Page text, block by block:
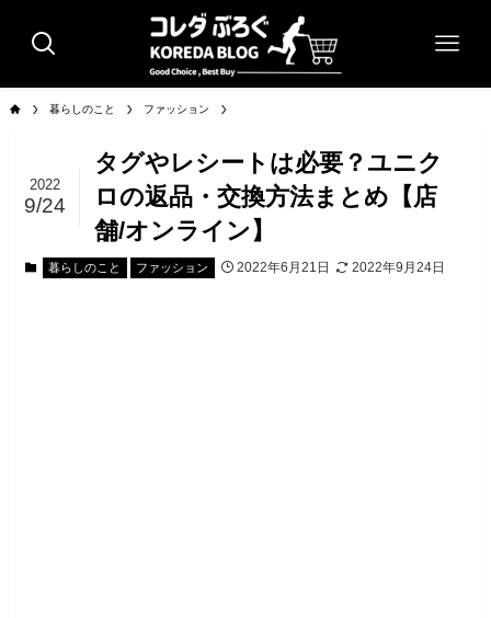
暮らしのこと ファッション
タグやレシートは必要？ユニク
ロの返品・交換方法まとめ【店
舗/オンライン】
2022
9/24
暮らしのこと ファッション 2022年6月21日 2022年9月24日